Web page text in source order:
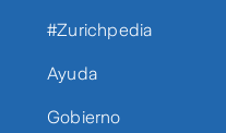
#Zurichpedia
Ayuda
Gobierno